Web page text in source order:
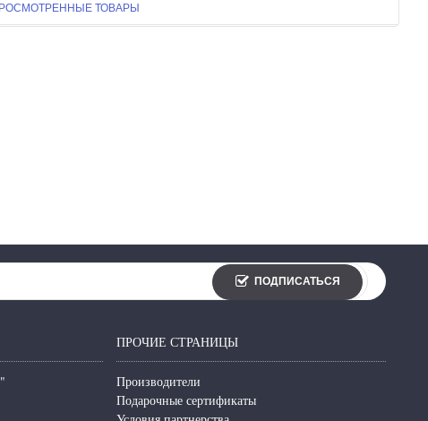
ТОВАРЫ
ПОДПИСАТЬСЯ
ПРОЧИЕ СТРАНИЦЫ
Производители
Подарочные сертификаты